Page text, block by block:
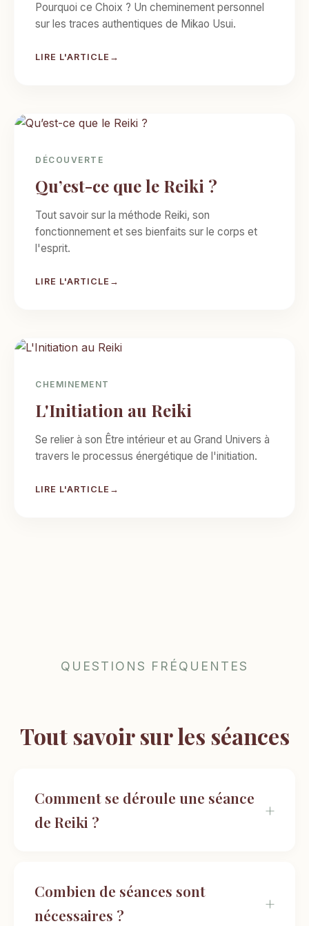
Pourquoi ce Choix ? Un cheminement personnel
sur les traces authentiques de Mikao Usui.
LIRE L'ARTICLE
DÉCOUVERTE
Qu’est-ce que le Reiki ?
Tout savoir sur la méthode Reiki, son
fonctionnement et ses bienfaits sur le corps et
l'esprit.
LIRE L'ARTICLE
CHEMINEMENT
L'Initiation au Reiki
Se relier à son Être intérieur et au Grand Univers à
travers le processus énergétique de l'initiation.
LIRE L'ARTICLE
QUESTIONS FRÉQUENTES
Tout savoir sur les séances
Comment se déroule une séance
de Reiki ?
Combien de séances sont
nécessaires ?